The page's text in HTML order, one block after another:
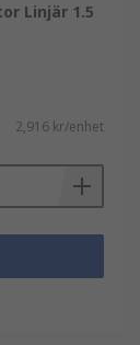
Linjär 1.5
2,916 kr/enhet